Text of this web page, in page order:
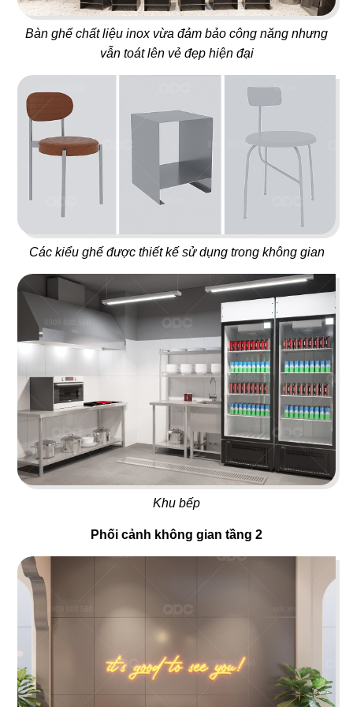
Bàn ghế chất liệu inox vừa đảm bảo công năng nhưng
vẫn toát lên vẻ đẹp hiện đại
Các kiểu ghế được thiết kế sử dụng trong không gian
Khu bếp
Phối cảnh không gian tầng 2
33
MANDARINE
Coffee & Tea
34
DON CHICKEN LONG
KHÁNH
Nhà hàng Hàn
35
NÓC NHÀ
Quán nhậu
36
ĐẠI ĐƯỜNG TRÂN TUYỂN
37
FLYFOOD
Nhà hàng Việt
38
DON CHICKEN
Gà rán Hàn Quốc
39
BAMBODA POCHA
Quán nhậu Hàn
40
7 GÀ